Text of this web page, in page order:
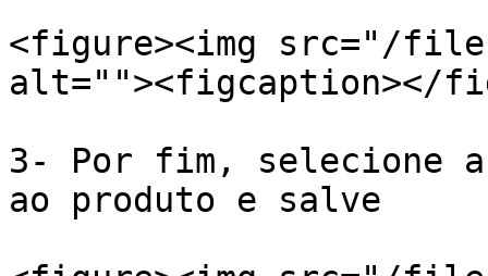
<figure><img src="/files/
alt=""><figcaption></
3- Por fim, selecione
ao produto e salve